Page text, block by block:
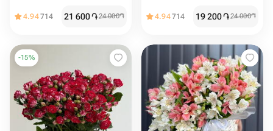
упаковке
4.94714 21 600֏24 000֏ 4.94714 19 200֏24 000֏
-15%